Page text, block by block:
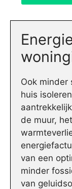
Ook minder
huis
de muur,
van een
minder
van